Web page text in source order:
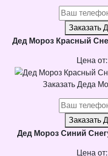
Заказать
Дед Мороз Красный
Цена от:
Заказать Деда
Заказать
Дед Мороз Синий
Цена от: